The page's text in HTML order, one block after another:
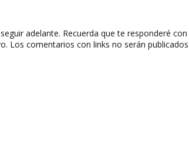
adelante. Recuerda que te responderé
Los comentarios con links no serán publicados